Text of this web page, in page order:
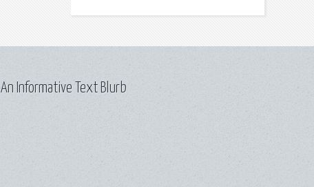
An Informative Text Blurb